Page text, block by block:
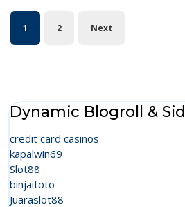
Posts
pagination
1 2 Next
Dynamic Blogroll &
credit card casinos
kapalwin69
Slot88
binjaitoto
Juaraslot88